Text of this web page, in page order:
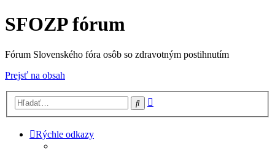
SFOZP fórum
Fórum Slovenského fóra osôb so zdravotným postihnutím
Prejsť na obsah
Hľadať
Rýchle odkazy